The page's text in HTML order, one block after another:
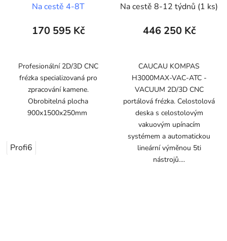
Na cestě 4-8T
170 595 Kč
Profesionální 2D/3D CNC
frézka specializovaná pro
zpracování kamene.
Obrobitelná plocha
900x1500x250mm
Profi6
Na cestě 8-12 týdnů (1 ks)
446 250 Kč
CAUCAU KOMPAS
H3000MAX-VAC-ATC -
VACUUM 2D/3D CNC
portálová frézka. Celostolová
deska s celostolovým
vakuovým upínacím
systémem a automatickou
lineární výměnou 5ti
nástrojů....